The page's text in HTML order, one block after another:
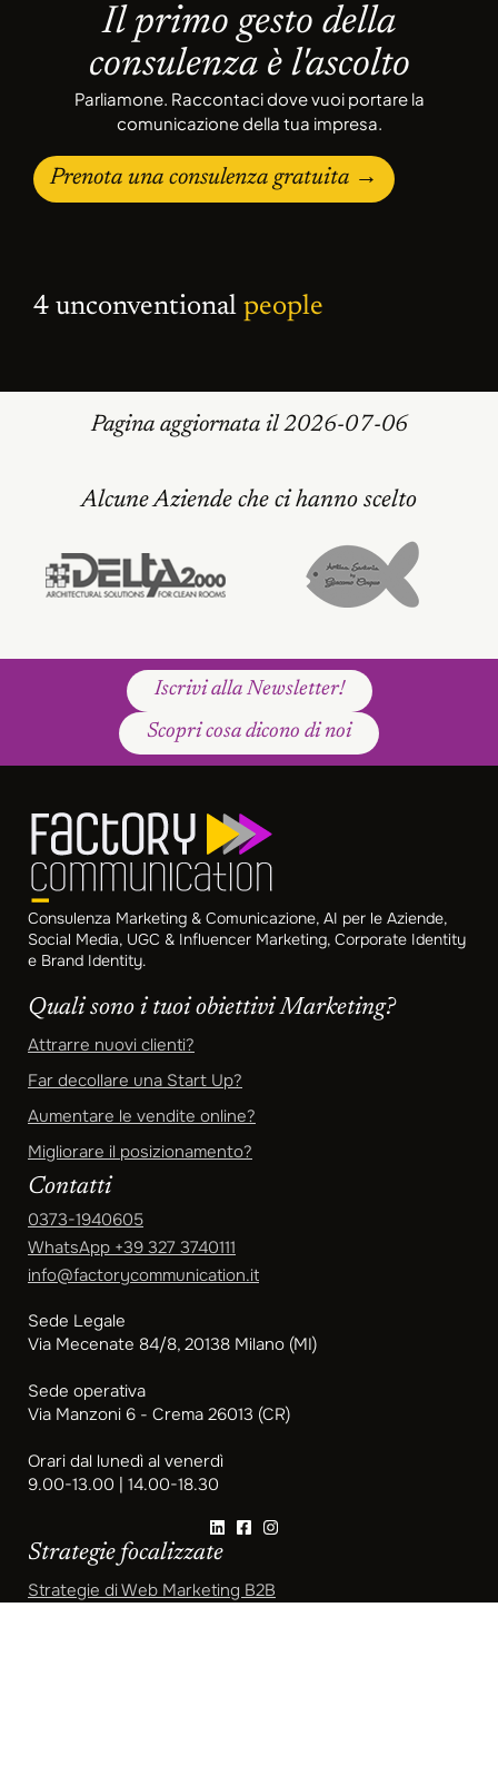
Il primo gesto della
consulenza è l'ascolto
Parliamone. Raccontaci dove vuoi portare la
comunicazione della tua impresa.
Prenota una consulenza gratuita →
4 unconventional people
Pagina aggiornata il 2026-07-06
Alcune Aziende che ci hanno scelto
Iscrivi alla Newsletter!
Scopri cosa dicono di noi
Consulenza Marketing & Comunicazione, AI per le Aziende,
Social Media, UGC & Influencer Marketing, Corporate Identity
e Brand Identity.
Quali sono i tuoi obiettivi Marketing?
Attrarre nuovi clienti?
Far decollare una Start Up?
Aumentare le vendite online?
Migliorare il posizionamento?
Contatti
0373-1940605
WhatsApp +39 327 3740111
info@factorycommunication.it
Sede Legale
Via Mecenate 84/8, 20138 Milano (MI)
Sede operativa
Via Manzoni 6 - Crema 26013 (CR)
Orari dal lunedì al venerdì
9.00-13.00 | 14.00-18.30
Strategie focalizzate
Strategie di Web Marketing B2B